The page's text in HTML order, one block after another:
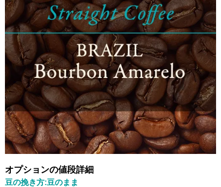
オプションの値段詳細
豆の挽き方:豆のまま